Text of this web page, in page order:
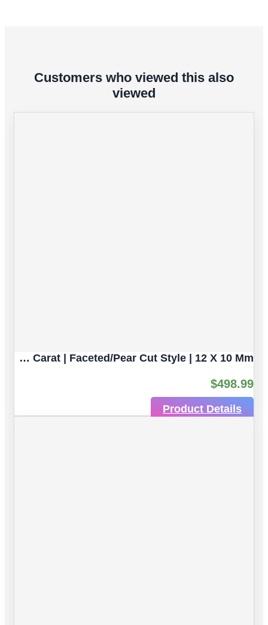
Customers who viewed this also
viewed
Pear Shaped Yellow Citrine Natural Untreated Gemstones | 2pc 7.06 Carat | Faceted/Pear Cut Style | 12 X 10 Mm
$498.99
Product Details